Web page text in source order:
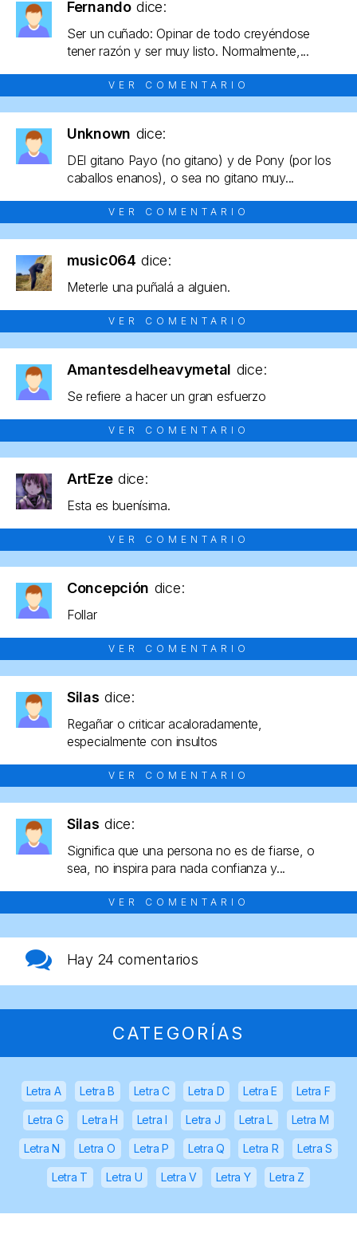
Fernando dice:
Ser un cuñado: Opinar de todo creyéndose
tener razón y ser muy listo. Normalmente,...
VER COMENTARIO
Unknown dice:
DEl gitano Payo (no gitano) y de Pony (por los
caballos enanos), o sea no gitano muy...
VER COMENTARIO
music064 dice:
Meterle una puñalá a alguien.
VER COMENTARIO
Amantesdelheavymetal dice:
Se refiere a hacer un gran esfuerzo
VER COMENTARIO
ArtEze dice:
Esta es buenísima.
VER COMENTARIO
Concepción dice:
Follar
VER COMENTARIO
Silas dice:
Regañar o criticar acaloradamente,
especialmente con insultos
VER COMENTARIO
Silas dice:
Significa que una persona no es de fiarse, o
sea, no inspira para nada confianza y...
VER COMENTARIO
Hay 24 comentarios
CATEGORÍAS
Letra A Letra B Letra C Letra D Letra E Letra F
Letra G Letra H Letra I Letra J Letra L Letra M
Letra N Letra O Letra P Letra Q Letra R Letra S
Letra T Letra U Letra V Letra Y Letra Z